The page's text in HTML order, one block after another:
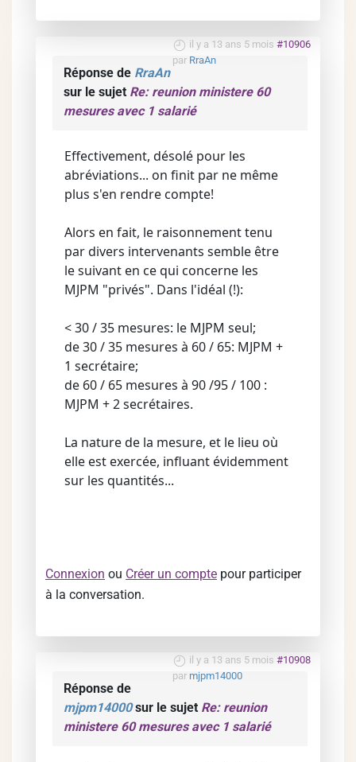
il y a 13 ans 5 mois #10906
par RraAn
Réponse de RraAn
sur le sujet Re: reunion ministere 60
mesures avec 1 salarié
Effectivement, désolé pour les
abréviations... on finit par ne même
plus s'en rendre compte!
Alors en fait, le raisonnement tenu
par divers intervenants semble être
le suivant en ce qui concerne les
MJPM "privés". Dans l'idéal (!):
< 30 / 35 mesures: le MJPM seul;
de 30 / 35 mesures à 60 / 65: MJPM +
1 secrétaire;
de 60 / 65 mesures à 90 /95 / 100 :
MJPM + 2 secrétaires.
La nature de la mesure, et le lieu où
elle est exercée, influant évidemment
sur les quantités...
Connexion ou Créer un compte pour participer
à la conversation.
il y a 13 ans 5 mois #10908
par mjpm14000
Réponse de
mjpm14000sur le sujet Re: reunion
ministere 60 mesures avec 1 salarié